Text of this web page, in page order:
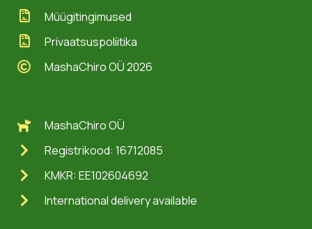
MashaChiro OÜ
Registrikood: 16712085
KMKR: EE102604692
International delivery available
Müügitingimused
Privaatsuspoliitika
MashaChiro OÜ 2026